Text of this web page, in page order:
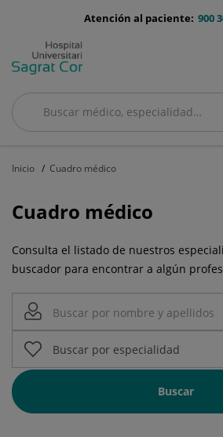
menu-
900
Atención al paciente:
Buscar
Buscar
Inicio Cuadro médico
Cuadro médico
Consulta el listado de nuestros
buscador para encontrar a algún
Buscar